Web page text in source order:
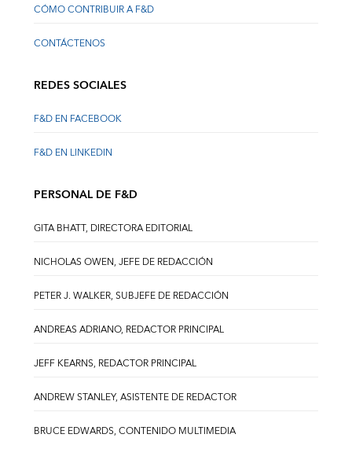
CÓMO CONTRIBUIR A F&D
CONTÁCTENOS
REDES SOCIALES
F&D EN FACEBOOK
F&D EN LINKEDIN
PERSONAL DE F&D
GITA BHATT, DIRECTORA EDITORIAL
NICHOLAS OWEN, JEFE DE REDACCIÓN
PETER J. WALKER, SUBJEFE DE REDACCIÓN
ANDREAS ADRIANO, REDACTOR PRINCIPAL
JEFF KEARNS, REDACTOR PRINCIPAL
ANDREW STANLEY, ASISTENTE DE REDACTOR
BRUCE EDWARDS, CONTENIDO MULTIMEDIA